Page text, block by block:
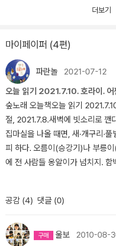
우선 그림의 기교를 염두에 두지
해 미리 물어보시고 아이의 생각
그 다음 활짝 종이를 펼치고 그려
종이를 아이는 단숨에 달려 나가
가 이렇게 글을 쓰는 것은 저의 잘못
있어야 할 시간을 낭비하게 했던
지고 싶은 어린이와 어른이 준비
오.
더보기
마이페이퍼 (4편)
파란놀 2021-07-12
오늘 읽기 2021.7.10. 호라이. 어
숲노래 오늘책오늘 읽기
절, 2021.7.8.새벽에 빗소리로 깬
집마실을 나올 때면, 새·개구리·
피 하다. 오름이(승강기)나 부릉
에 전 사람들 옹알이가 넘치지. 함
철을 타러 걸었더니 10초쯤 앞서
서 길을 나설 적에도 10초 틈으로
고 익산으로 가는 길에 “빗방울 이
공감 (4) 댓글 (0)
울보 2010-08-